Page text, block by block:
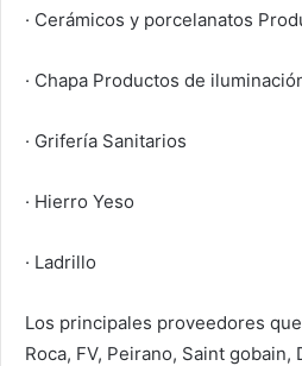
· Cerámicos y porcelanatos
· Chapa Productos de
· Grifería Sanitarios
· Hierro Yeso
· Ladrillo
Los principales proveedores
Roca, FV, Peirano, Saint gobain,